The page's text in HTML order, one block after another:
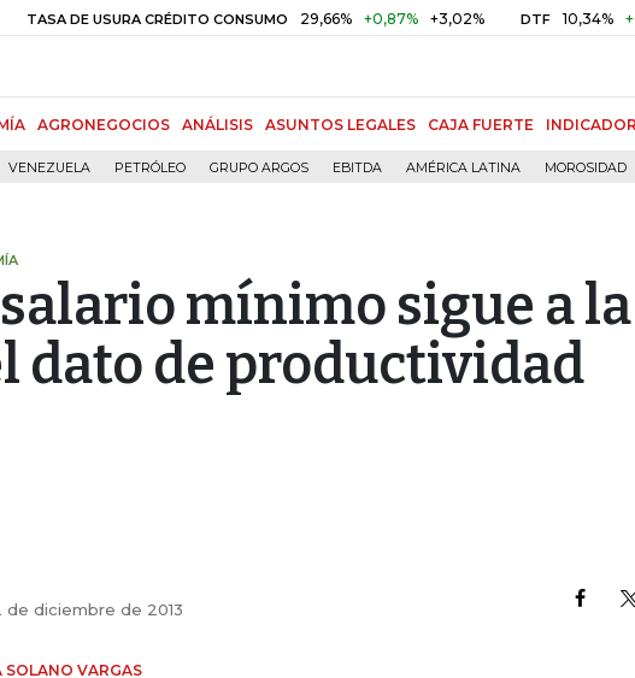
DE USURA CRÉDITO CONSUMO 29,66% +0,87% +3,02% DTF 10,34% +0,10%
AGRONEGOCIOS ANÁLISIS ASUNTOS LEGALES CAJA FUERTE
VENEZUELA PETRÓLEO GRUPO ARGOS EBITDA AMÉRICA LATINA MOROSIDAD
mínimo sigue a
dato de productividad
de diciembre de 2013
SOLANO VARGAS